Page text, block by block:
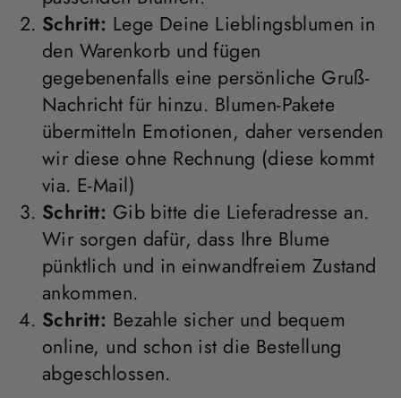
Schritt: Lege Deine Lieblingsblumen in
den Warenkorb und fügen
gegebenenfalls eine persönliche Gruß-
Nachricht für hinzu. Blumen-Pakete
übermitteln Emotionen, daher versenden
wir diese ohne Rechnung (diese kommt
via. E-Mail)
Schritt: Gib bitte die Lieferadresse an.
Wir sorgen dafür, dass Ihre Blume
pünktlich und in einwandfreiem Zustand
ankommen.
Schritt: Bezahle sicher und bequem
online, und schon ist die Bestellung
abgeschlossen.